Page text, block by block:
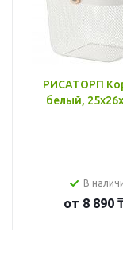
РИСАТОРП
белый,
В
от 8 890